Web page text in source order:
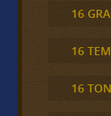
16
16
16